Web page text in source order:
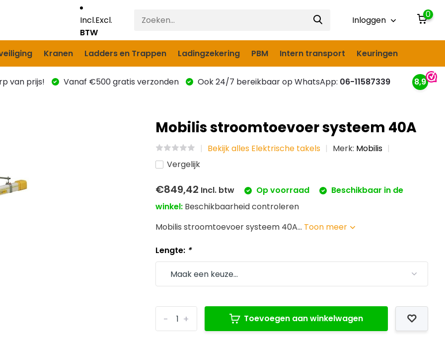
Incl.Excl.
BTW
Inloggen
0
Kranen Ladders en Trappen Ladingzekering PBM Intern transport Keuringen
van prijs! Vanaf €500 gratis verzonden Ook 24/7 bereikbaar op WhatsApp: 06-11587339
8,9
Mobilis stroomtoevoer systeem 40A
Bekijk alles Elektrische takels Merk: Mobilis
Vergelijk
€849,42 Incl. btw Op voorraad
Beschikbaar in de
winkel: Beschikbaarheid controleren
Mobilis stroomtoevoer systeem 40A... Toon meer
Lengte: *
+
- Toevoegen aan winkelwagen